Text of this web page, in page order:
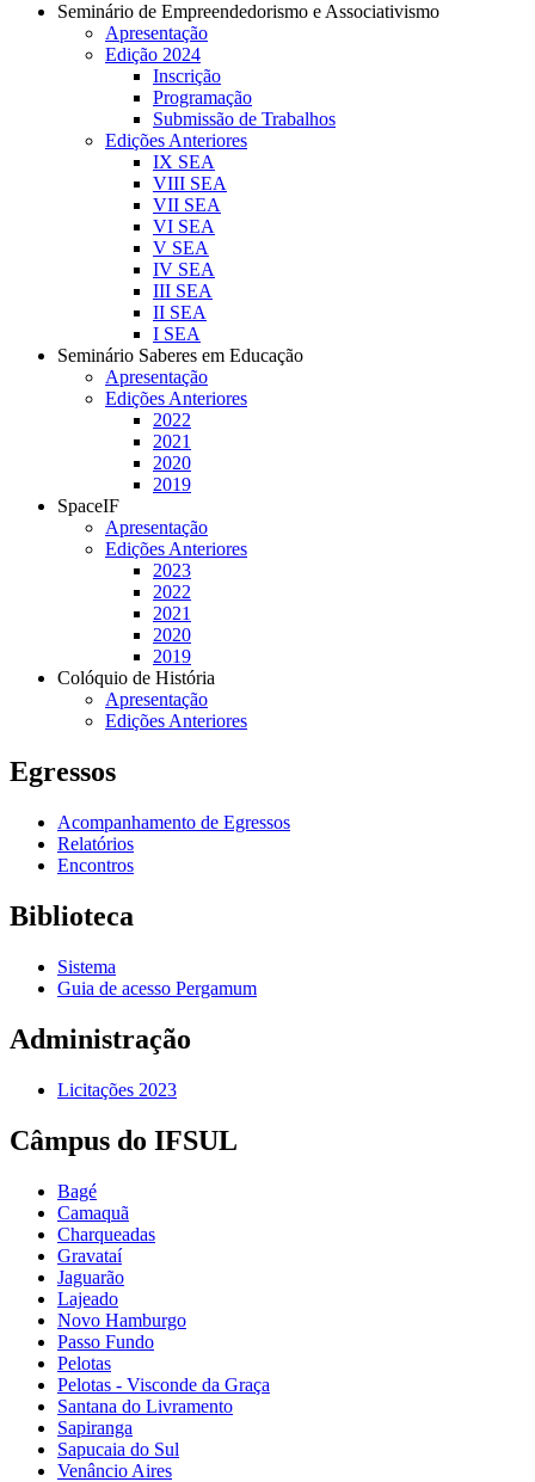
Seminário de Empreendedorismo e Associativismo
Apresentação
Edição 2024
Inscrição
Programação
Submissão de Trabalhos
Edições Anteriores
IX SEA
VIII SEA
VII SEA
VI SEA
V SEA
IV SEA
III SEA
II SEA
I SEA
Seminário Saberes em Educação
Apresentação
Edições Anteriores
2022
2021
2020
2019
SpaceIF
Apresentação
Edições Anteriores
2023
2022
2021
2020
2019
Colóquio de História
Apresentação
Edições Anteriores
Egressos
Acompanhamento de Egressos
Relatórios
Encontros
Biblioteca
Sistema
Guia de acesso Pergamum
Administração
Licitações 2023
Câmpus do IFSUL
Bagé
Camaquã
Charqueadas
Gravataí
Jaguarão
Lajeado
Novo Hamburgo
Passo Fundo
Pelotas
Pelotas - Visconde da Graça
Santana do Livramento
Sapiranga
Sapucaia do Sul
Venâncio Aires